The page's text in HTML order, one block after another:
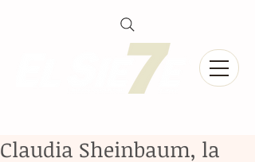
Claudia Sheinbaum, la